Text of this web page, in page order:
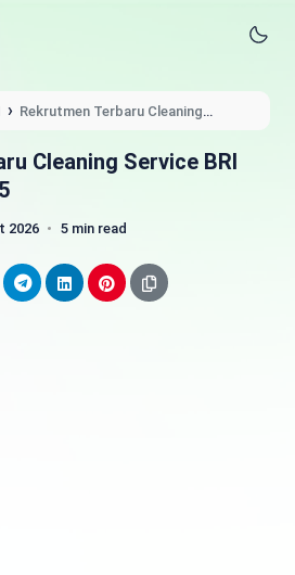
› Rekrutmen Terbaru Cleaning
Cleaning Service BRI
2026 5 min read